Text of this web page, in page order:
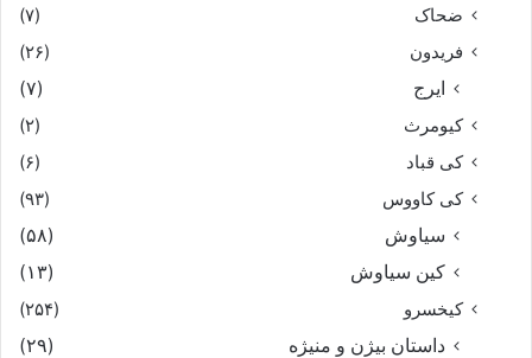
ضحاک
(۷)
فریدون
(۲۶)
ایرج
(۷)
کیومرث
(۲)
کی قباد
(۶)
کی کاووس
(۹۳)
سیاوش
(۵۸)
کین سیاوش
(۱۳)
کیخسرو
(۲۵۴)
داستان بیژن و منیژه
(۲۹)